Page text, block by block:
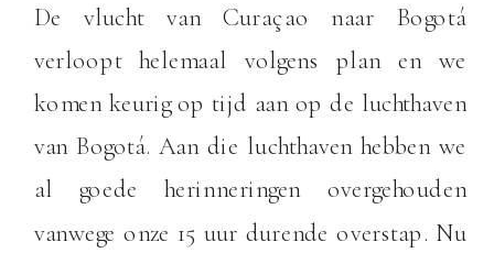
De vlucht van Curaçao naar Bogotá
verloopt helemaal volgens plan en we
komen keurig op tijd aan op de luchthaven
van Bogotá. Aan die luchthaven hebben we
al goede herinneringen overgehouden
vanwege onze 15 uur durende overstap. Nu